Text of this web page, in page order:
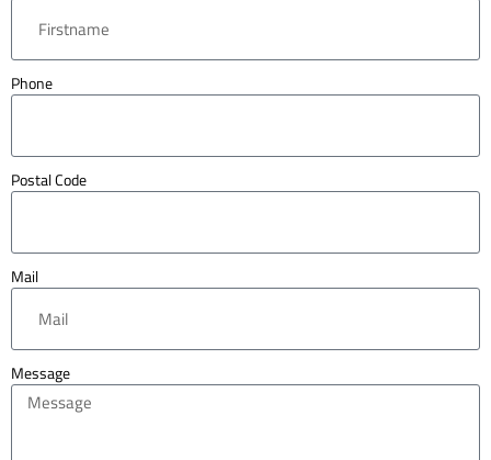
Phone
Postal Code
Mail
Message